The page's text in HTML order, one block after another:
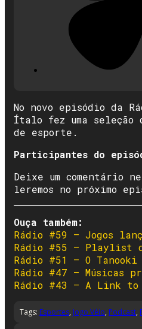
No novo episódio da
Ítalo fez uma seleção
de esporte.
Participantes do
Deixe um comentário
leremos no próximo
Ouça também:
Rádio #59 – Jogos
Rádio #55 – Playlist
Rádio #51 – O Tanooki
Rádio #47 – Músicas
Rádio #43 – A Link to
Tags: Esportes, Jogo Véio, Podcast,